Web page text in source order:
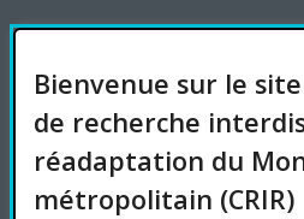
Bienvenue sur le
de recherche
réadaptation du
métropolitain (CRIR)
AFFILIATIONS